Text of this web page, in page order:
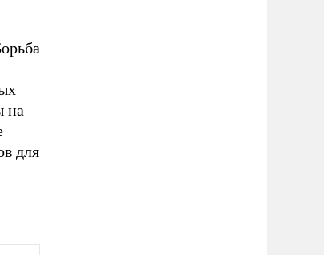
на
для